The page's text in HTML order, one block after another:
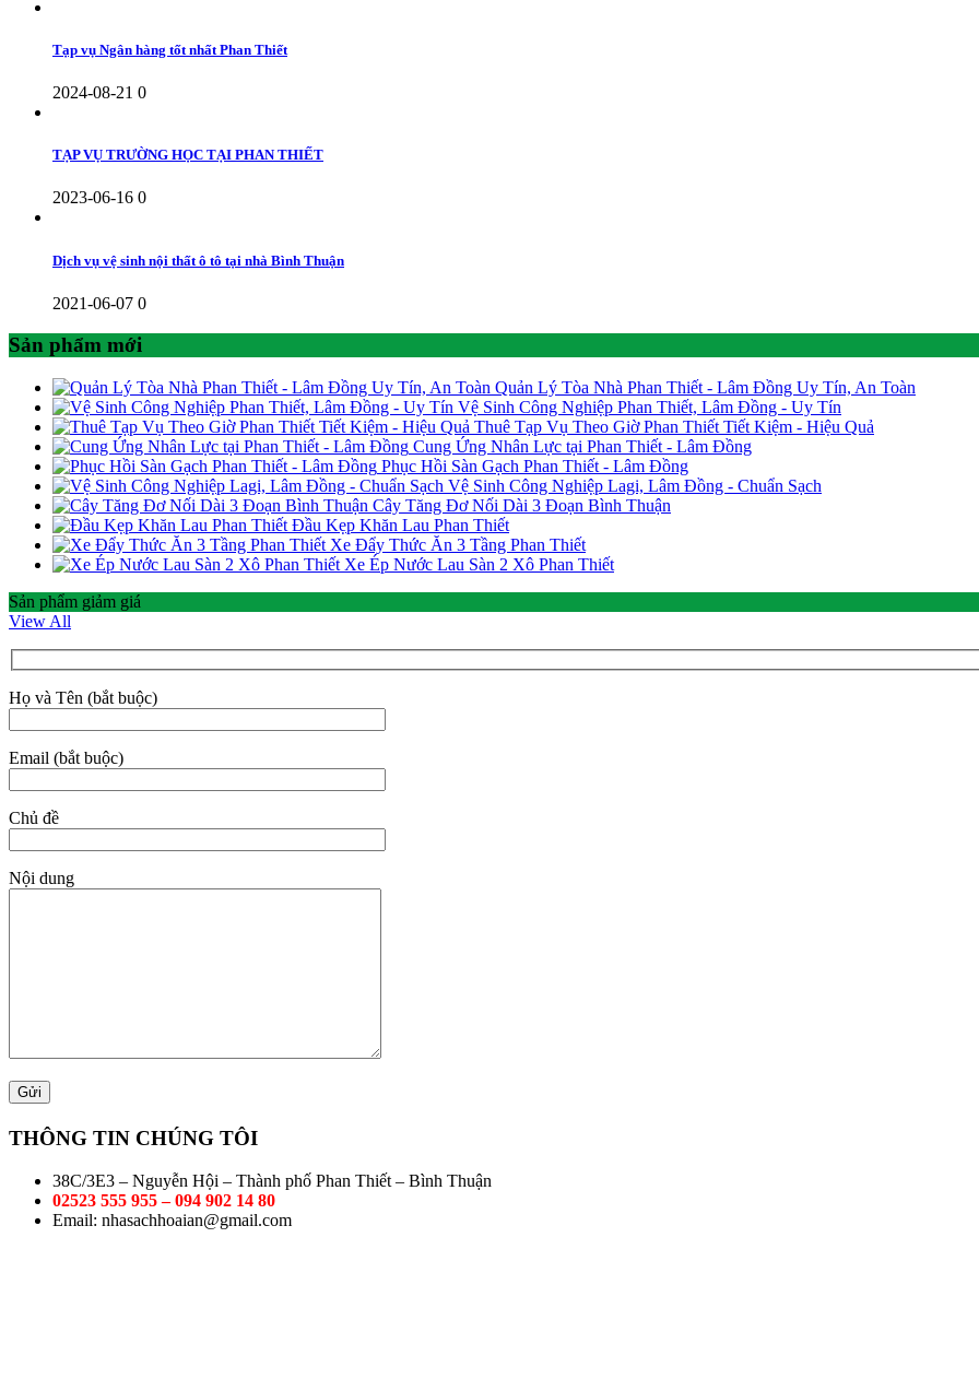
Tạp vụ Ngân hàng tốt nhất Phan Thiết
2024-08-21 0
TẠP VỤ TRƯỜNG HỌC TẠI PHAN THIẾT
2023-06-16 0
Dịch vụ vệ sinh nội thất ô tô tại nhà Bình Thuận
2021-06-07 0
Sản phẩm mới
Quản Lý Tòa Nhà Phan Thiết - Lâm Đồng Uy Tín, An Toàn
Vệ Sinh Công Nghiệp Phan Thiết, Lâm Đồng - Uy Tín
Thuê Tạp Vụ Theo Giờ Phan Thiết Tiết Kiệm - Hiệu Quả
Cung Ứng Nhân Lực tại Phan Thiết - Lâm Đồng
Phục Hồi Sàn Gạch Phan Thiết - Lâm Đồng
Vệ Sinh Công Nghiệp Lagi, Lâm Đồng - Chuẩn Sạch
Cây Tăng Đơ Nối Dài 3 Đoạn Bình Thuận
Đầu Kẹp Khăn Lau Phan Thiết
Xe Đẩy Thức Ăn 3 Tầng Phan Thiết
Xe Ép Nước Lau Sàn 2 Xô Phan Thiết
Sản phẩm giảm giá
View All
Họ và Tên (bắt buộc)
Email (bắt buộc)
Chủ đề
Nội dung
THÔNG TIN CHÚNG TÔI
38C/3E3 – Nguyễn Hội – Thành phố Phan Thiết – Bình Thuận
02523 555 955 – 094 902 14 80
Email: nhasachhoaian@gmail.com